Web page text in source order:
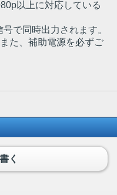
以上に対応している
で同時出力されます。
た、補助電源を必ずご
く